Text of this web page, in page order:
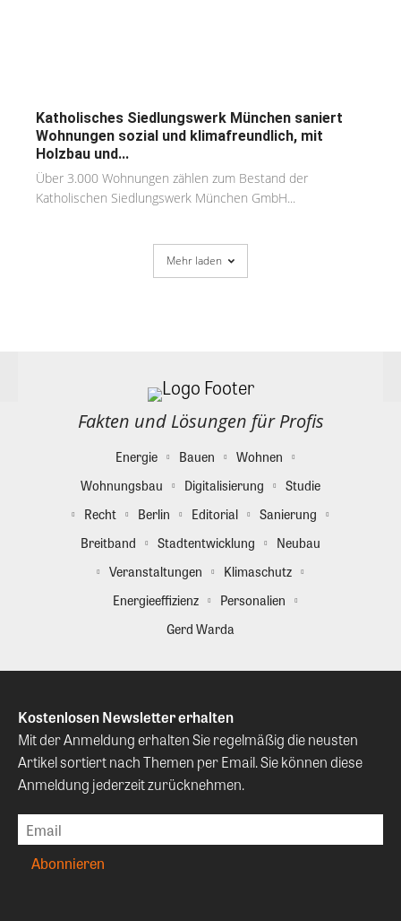
Katholisches Siedlungswerk München saniert
Wohnungen sozial und klimafreundlich, mit
Holzbau und...
Über 3.000 Wohnungen zählen zum Bestand der
Katholischen Siedlungswerk München GmbH...
Mehr laden
Fakten und Lösungen für Profis
Energie Bauen
Wohnen
Wohnungsbau
Digitalisierung
Studie
Recht
Berlin Editorial
Sanierung
Breitband
Stadtentwicklung
Neubau
Veranstaltungen
Klimaschutz
Energieeffizienz
Personalien
Gerd Warda
Kostenlosen Newsletter erhalten
Mit der Anmeldung erhalten Sie regelmäßig die neusten
Artikel sortiert nach Themen per Email. Sie können diese
Anmeldung jederzeit zurücknehmen.